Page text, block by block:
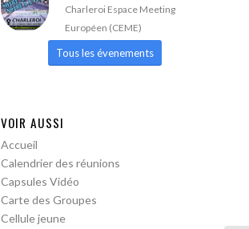
Charleroi Espace Meeting
Européen (CEME)
Tous les évenements
VOIR AUSSI
Accueil
Calendrier des réunions
Capsules Vidéo
Carte des Groupes
Cellule jeune